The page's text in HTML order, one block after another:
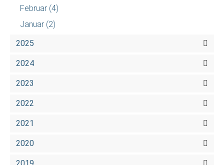
Februar (4)
Januar (2)
2025
2024
2023
2022
2021
2020